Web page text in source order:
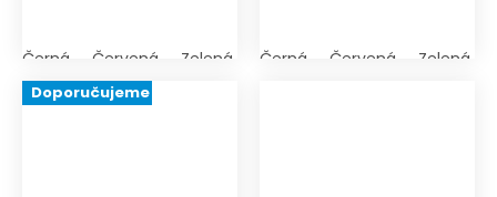
Černá Červená Zelená Černá Červená Zelená
Doporučujeme